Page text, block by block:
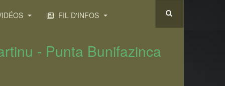
FIL D'INFOS
- Punta Bunifazinca